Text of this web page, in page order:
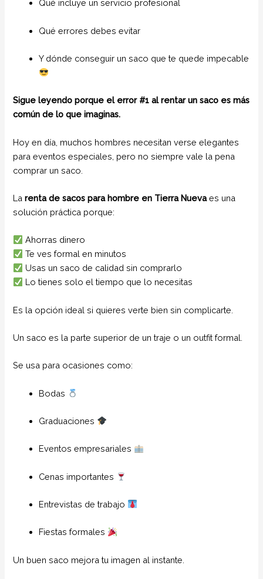
Qué incluye un servicio profesional
Qué errores debes evitar
Y dónde conseguir un saco que te quede impecable
Sigue leyendo porque el error #1 al rentar un saco es más
común de lo que imaginas.
Hoy en día, muchos hombres necesitan verse elegantes
para eventos especiales, pero no siempre vale la pena
comprar un saco.
Larenta de sacos para hombre en Tierra Nuevaes una
solución práctica porque:
Ahorras dinero
Te ves formal en minutos
Usas un saco de calidad sin comprarlo
Lo tienes solo el tiempo que lo necesitas
Es la opción ideal si quieres verte bien sin complicarte.
Un saco es la parte superior de un traje o un outfit formal.
Se usa para ocasiones como:
Bodas
Graduaciones
Eventos empresariales
Cenas importantes
Entrevistas de trabajo
Fiestas formales
Un buen saco mejora tu imagen al instante.